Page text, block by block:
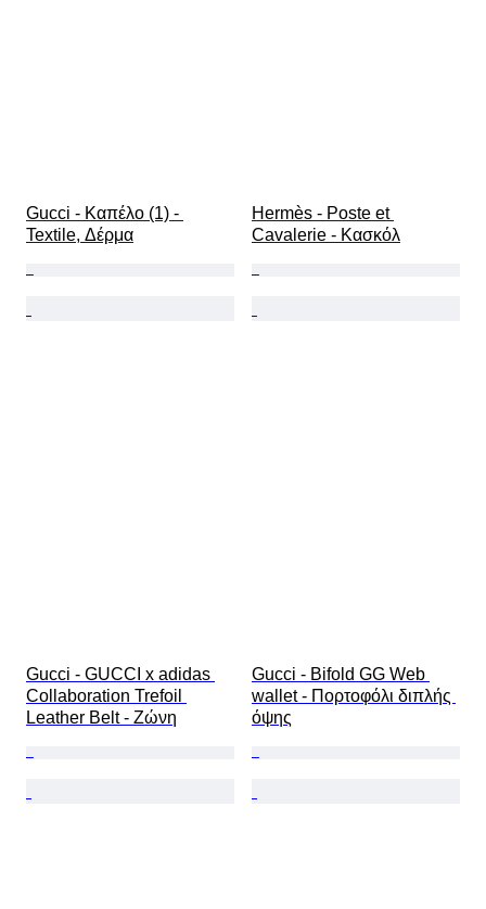
Gucci - Καπέλο (1) -
Textile, Δέρμα
Hermès - Poste et
Cavalerie - Κασκόλ
Gucci - GUCCI x adidas
Collaboration Trefoil
Leather Belt - Ζώνη
Gucci - Bifold GG Web
wallet - Πορτοφόλι διπλής
όψης